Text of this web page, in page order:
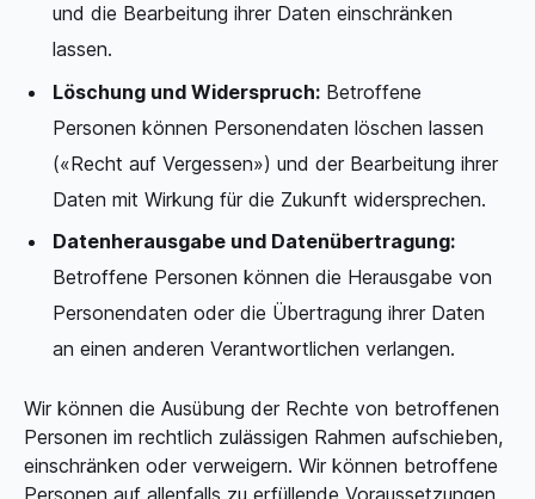
und die Bearbeitung ihrer Daten einschränken
lassen.
Löschung und Widerspruch: Betroffene
Personen können Personendaten löschen lassen
(«Recht auf Vergessen») und der Bearbeitung ihrer
Daten mit Wirkung für die Zukunft widersprechen.
Datenherausgabe und Datenübertragung:
Betroffene Personen können die Herausgabe von
Personendaten oder die Übertragung ihrer Daten
an einen anderen Verantwortlichen verlangen.
Wir können die Ausübung der Rechte von betroffenen
Personen im rechtlich zulässigen Rahmen aufschieben,
einschränken oder verweigern. Wir können betroffene
Personen auf allenfalls zu erfüllende Voraussetzungen